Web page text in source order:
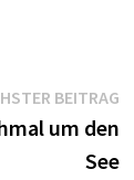
BEITRAG
um den
See